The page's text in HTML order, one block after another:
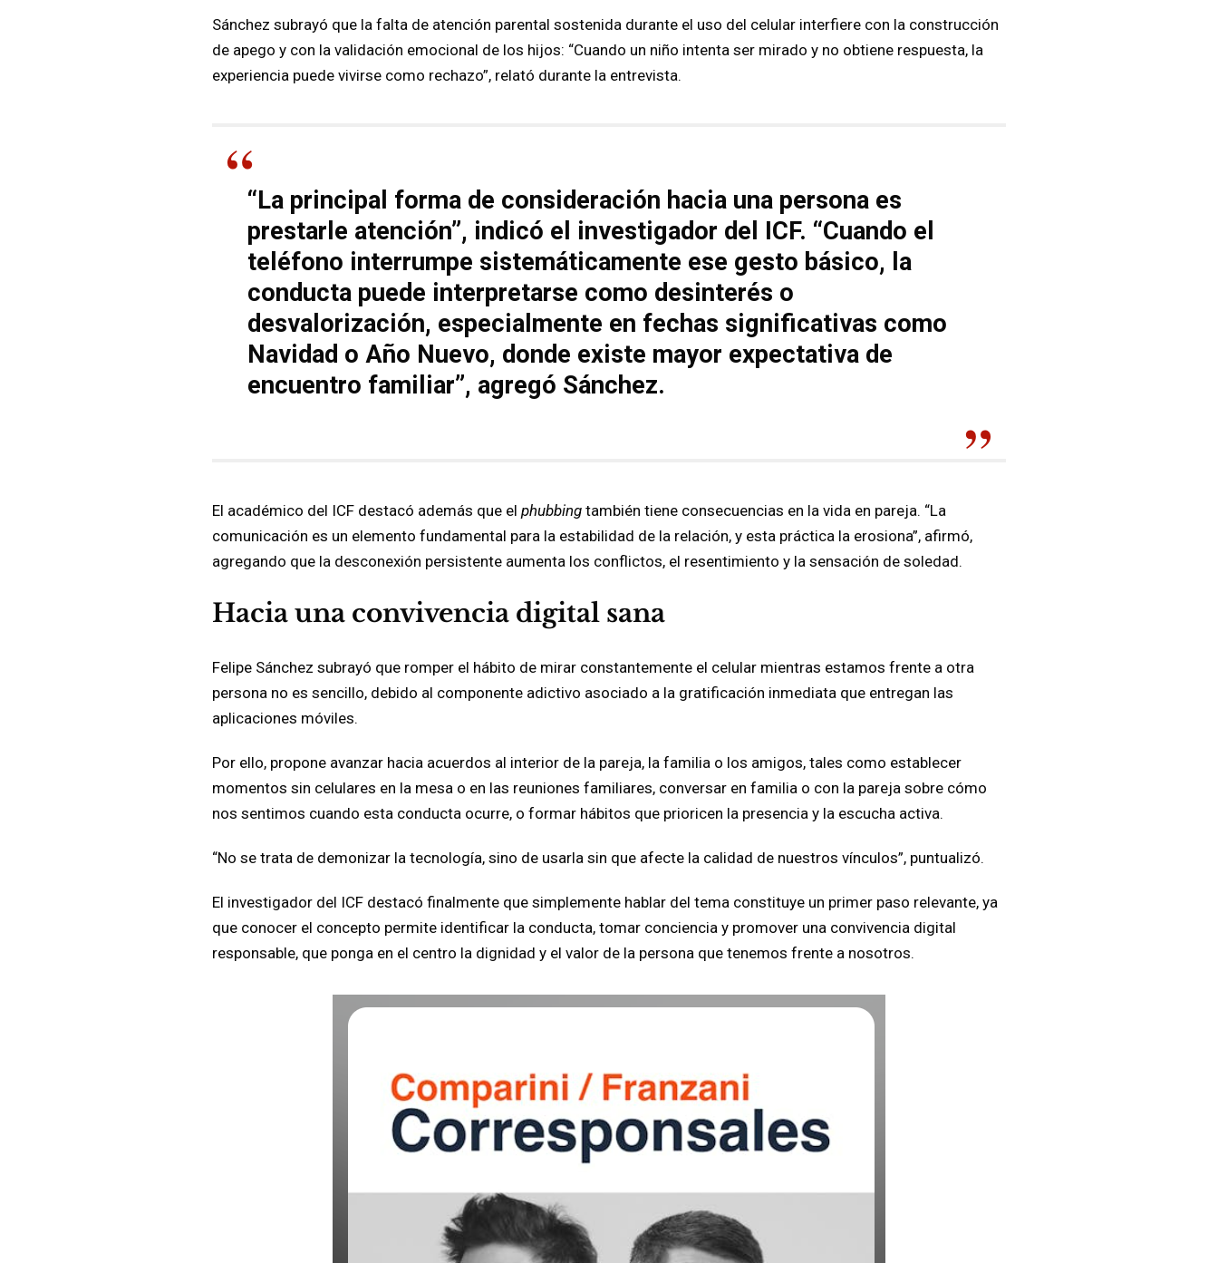
Sánchez subrayó que la falta de atención parental sostenida durante el uso del celular interfiere con la construcción
de apego y con la validación emocional de los hijos: “Cuando un niño intenta ser mirado y no obtiene respuesta, la
experiencia puede vivirse como rechazo”, relató durante la entrevista.
“La principal forma de consideración hacia una persona es
prestarle atención”, indicó el investigador del ICF. “Cuando el
teléfono interrumpe sistemáticamente ese gesto básico, la
conducta puede interpretarse como desinterés o
desvalorización, especialmente en fechas significativas como
Navidad o Año Nuevo, donde existe mayor expectativa de
encuentro familiar”, agregó Sánchez.
El académico del ICF destacó además que el phubbing también tiene consecuencias en la vida en pareja. “La
comunicación es un elemento fundamental para la estabilidad de la relación, y esta práctica la erosiona”, afirmó,
agregando que la desconexión persistente aumenta los conflictos, el resentimiento y la sensación de soledad.
Hacia una convivencia digital sana
Felipe Sánchez subrayó que romper el hábito de mirar constantemente el celular mientras estamos frente a otra
persona no es sencillo, debido al componente adictivo asociado a la gratificación inmediata que entregan las
aplicaciones móviles.
Por ello, propone avanzar hacia acuerdos al interior de la pareja, la familia o los amigos, tales como establecer
momentos sin celulares en la mesa o en las reuniones familiares, conversar en familia o con la pareja sobre cómo
nos sentimos cuando esta conducta ocurre, o formar hábitos que prioricen la presencia y la escucha activa.
“No se trata de demonizar la tecnología, sino de usarla sin que afecte la calidad de nuestros vínculos”, puntualizó.
El investigador del ICF destacó finalmente que simplemente hablar del tema constituye un primer paso relevante, ya
que conocer el concepto permite identificar la conducta, tomar conciencia y promover una convivencia digital
responsable, que ponga en el centro la dignidad y el valor de la persona que tenemos frente a nosotros.